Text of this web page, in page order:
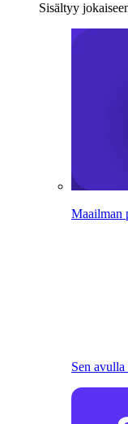
Sisältyy
Maailman
Sen